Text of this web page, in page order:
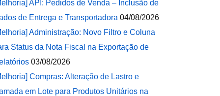
API: Pedidos de Venda – Inclusão de
de Entrega e Transportadora 04/08/2026
Administração: Novo Filtro e Coluna
Status da Nota Fiscal na Exportação de
03/08/2026
Compras: Alteração de Lastro e
em Lote para Produtos Unitários na